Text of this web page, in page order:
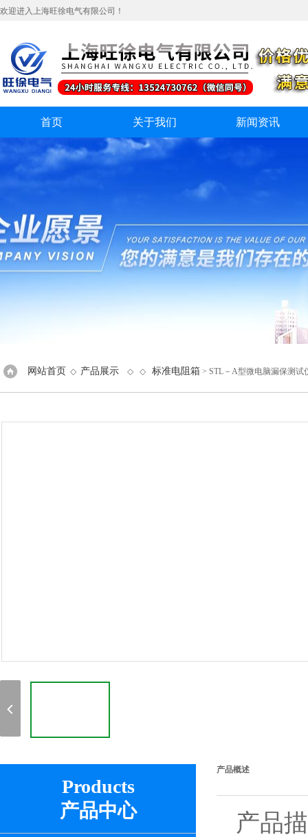
欢迎进入上海旺徐电气有限公司！
首页 关于我们 新闻资讯
网站首页 ◇ 产品展示 ◇ ◇ 标准电阻箱 > STL－A型微电脑漏保测试
Products
产品中心
产品概述
产品